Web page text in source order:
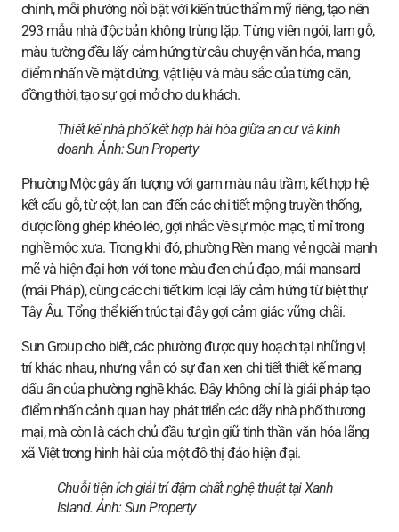
chính, mỗi phường nổi bật với kiến trúc thẩm mỹ riêng, tạo nên
293 mẫu nhà độc bản không trùng lặp. Từng viên ngói, lam gỗ,
màu tường đều lấy cảm hứng từ câu chuyện văn hóa, mang
điểm nhấn về mặt đứng, vật liệu và màu sắc của từng căn,
đồng thời, tạo sự gợi mở cho du khách.
Thiết kế nhà phố kết hợp hài hòa giữa an cư và kinh
doanh. Ảnh:Sun Property
Phường Mộc gây ấn tượng với gam màu nâu trầm, kết hợp hệ
kết cấu gỗ, từ cột, lan can đến các chi tiết mộng truyền thống,
được lồng ghép khéo léo, gợi nhắc về sự mộc mạc, tỉ mỉ trong
nghề mộc xưa. Trong khi đó, phường Rèn mang vẻ ngoài mạnh
mẽ và hiện đại hơn với tone màu đen chủ đạo, mái mansard
(mái Pháp), cùng các chi tiết kim loại lấy cảm hứng từ biệt thự
Tây Âu. Tổng thể kiến trúc tại đây gợi cảm giác vững chãi.
Sun Group cho biết, các phường được quy hoạch tại những vị
trí khác nhau, nhưng vẫn có sự đan xen chi tiết thiết kế mang
dấu ấn của phường nghề khác. Đây không chỉ là giải pháp tạo
điểm nhấn cảnh quan hay phát triển các dãy nhà phố thương
mại, mà còn là cách chủ đầu tư gìn giữ tinh thần văn hóa lãng
xã Việt trong hình hài của một đô thị đảo hiện đại.
Chuỗi tiện ích giải trí đậm chất nghệ thuật tại Xanh
Island. Ảnh:Sun Property